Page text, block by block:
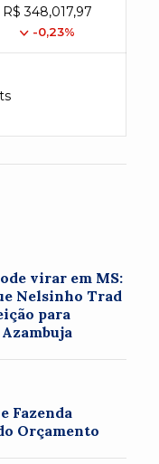
R$ 348,017,97
-0,23%
virar em MS:
Nelsinho Trad
para
Fazenda
Orçamento